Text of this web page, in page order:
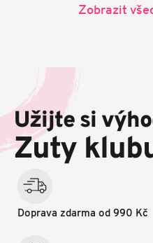
Zobrazit
a
í
Užijte si
Zuty
Doprava zdarma od 990 Kč